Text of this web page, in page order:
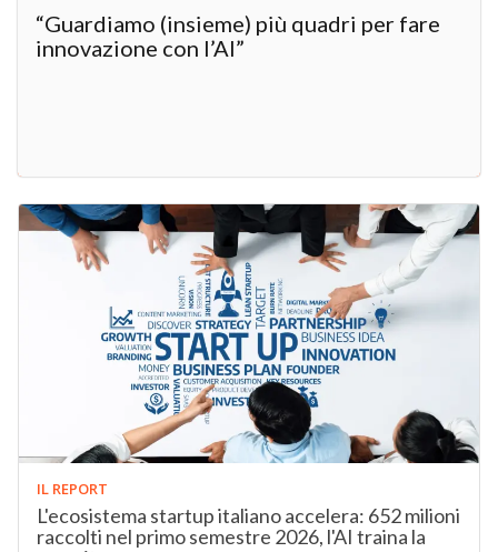
“Guardiamo (insieme) più quadri per fare
innovazione con l’AI”
IL REPORT
L'ecosistema startup italiano accelera: 652 milioni
raccolti nel primo semestre 2026, l'AI traina la